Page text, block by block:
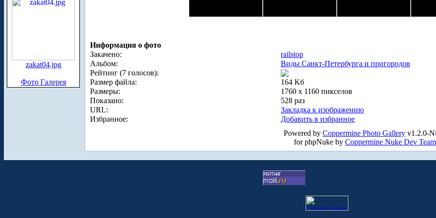
zakat04.jpg
Фото Галерея
Информация о фото
Закачено:
railstop
Альбом:
Виды Санкт-Петербурга и пригородов
Рейтинг (7 голосов):
Размер файла:
164 Kб
Размеры:
1760 x 1160 пикселов
Показано:
528 раз
URL:
Закладка к изображению
Избранное:
Добавить в избранное
Powered by Coppermine Photo Gallery v1.2.0-
for phpNuke by Coppermine Nuke Dev Team